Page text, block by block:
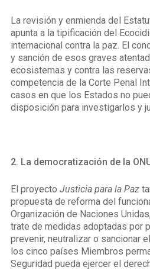
La revisión y enmienda del
apunta a la tipificación del
internacional contra la paz. El
y sanción de esos graves
ecosistemas y contra las
competencia de la Corte Penal
casos en que los Estados no
disposición para investigarlos y
2. La democratización de la
El proyecto Justicia para la Paz
propuesta de reforma del
Organización de Naciones
trate de medidas adoptadas por
prevenir, neutralizar o sancionar
los cinco países Miembros
Seguridad pueda ejercer el